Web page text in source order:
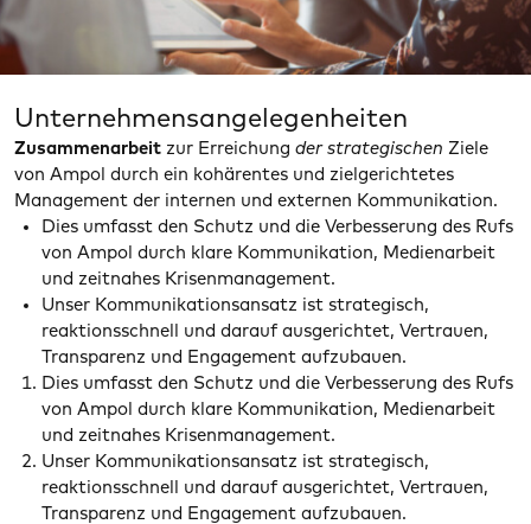
Unternehmensangelegenheiten
Zusammenarbeit zur Erreichung der strategischen Ziele
von Ampol durch ein kohärentes und zielgerichtetes
Management der internen und externen Kommunikation.
Dies umfasst den Schutz und die Verbesserung des Rufs
von Ampol durch klare Kommunikation, Medienarbeit
und zeitnahes Krisenmanagement.
Unser Kommunikationsansatz ist strategisch,
reaktionsschnell und darauf ausgerichtet, Vertrauen,
Transparenz und Engagement aufzubauen.
Dies umfasst den Schutz und die Verbesserung des Rufs
von Ampol durch klare Kommunikation, Medienarbeit
und zeitnahes Krisenmanagement.
Unser Kommunikationsansatz ist strategisch,
reaktionsschnell und darauf ausgerichtet, Vertrauen,
Transparenz und Engagementaufzubauen.